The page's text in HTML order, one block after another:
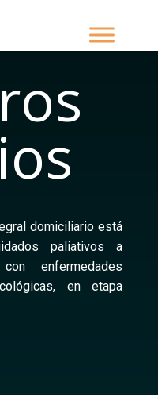
domiciliario está
paliativos a
enfermedades
en etapa